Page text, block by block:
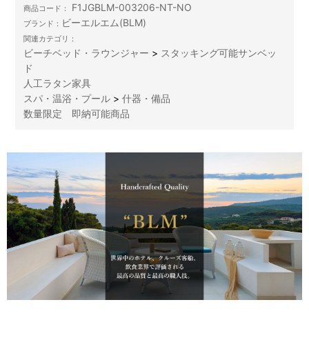
商品コード： F1JGBLM-003206-NT-NO
ブランド： ビーエルエム(BLM)
関連カテゴリ：
ビーチベッド・ラウンジャー > スタッキング可能サンベッ
ド
人工ラタン家具
スパ・温浴・プール >什器・備品
数量限定 即納可能商品